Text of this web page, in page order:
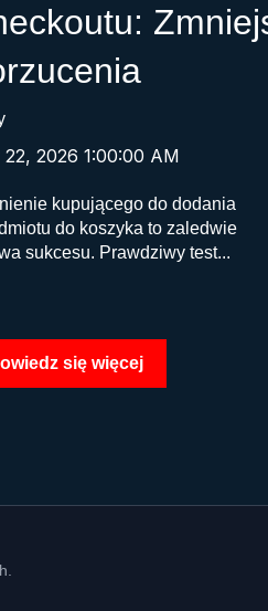
22, 2026 1:00:00 AM
kupującego do dodania
do koszyka to zaledwie
sukcesu. Prawdziwy test...
się więcej